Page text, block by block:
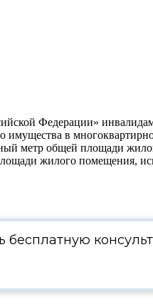
Федерации»
имущества в
метр общей площади
жилого помещения,